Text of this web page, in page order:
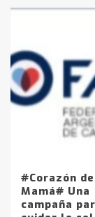
#Corazón de
Mamá# Una
campaña